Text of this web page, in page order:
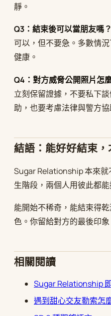
靜。
Q3：結束後可以當朋友嗎？
可以，但不要急。多數情
健康。
Q4：對方威脅公開照片怎
立刻保留證據，不要私下
助，也要考慮法律與警方協
結語：能好好結束
Sugar Relationship 本來
生階段，兩個人用彼此都
能開始不稀奇，能結束得
色。你留給對方的最後印
相關閱讀
Sugar Relationship
遇到甜心交友勒索怎